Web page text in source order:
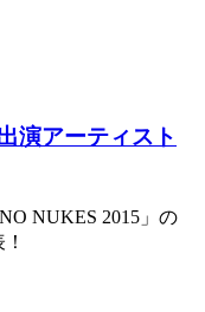
演アーティスト
NUKES 2015」の